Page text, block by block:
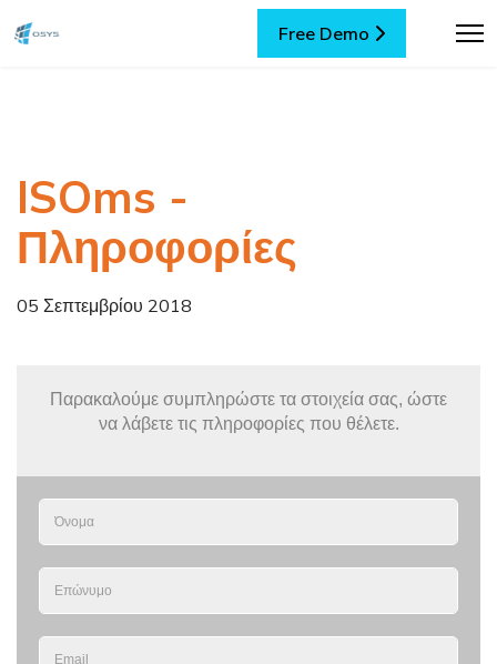
Free Demo
ISOms -
Πληροφορίες
05 Σεπτεμβρίου 2018
Παρακαλούμε συμπληρώστε τα στοιχεία σας, ώστε
να λάβετε τις πληροφορίες που θέλετε.